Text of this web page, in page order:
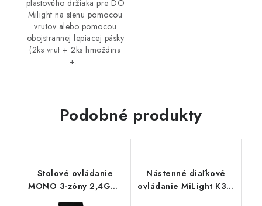
plastového držiaka pre DO
Milight na stenu pomocou
vrutov alebo pomocou
obojstrannej lepiacej pásky
(2ks vrut + 2ks hmoždina
+...
Podobné produkty
Stolové ovládanie
MONO 3-zóny 2,4GHz
MiLight Y1
Nástenné diaľkové
ovládanie MiLight K3S-